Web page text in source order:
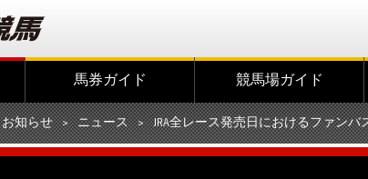
馬券ガイド 競馬場ガイド
お知らせ ニュース JRA全レース発売日におけるファン